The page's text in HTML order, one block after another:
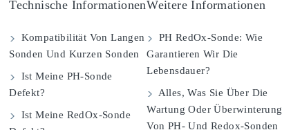
Technische Informationen
Kompatibilität Von Langen
Sonden Und Kurzen Sonden
Ist Meine PH-Sonde
Defekt?
Ist Meine RedOx-Sonde
Weitere Informationen
PH RedOx-Sonde: Wie
Garantieren Wir Die
Lebensdauer?
Alles, Was Sie Über Die
Wartung Oder Überwinterung
Von PH- Und Redox-Sonden